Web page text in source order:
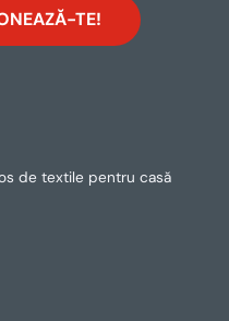
de textile pentru casă